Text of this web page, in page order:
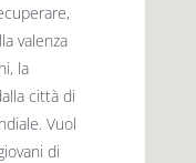
valenza
la
città di
Vuol
di